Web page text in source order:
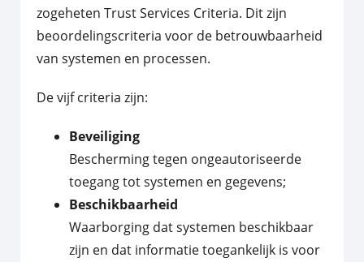
zogeheten Trust Services Criteria. Dit zijn
beoordelingscriteria voor de betrouwbaarheid
van systemen en processen.
De vijf criteria zijn:
Beveiliging
Bescherming tegen ongeautoriseerde
toegang tot systemen en gegevens;
Beschikbaarheid
Waarborging dat systemen beschikbaar
zijn en dat informatie toegankelijk is voor